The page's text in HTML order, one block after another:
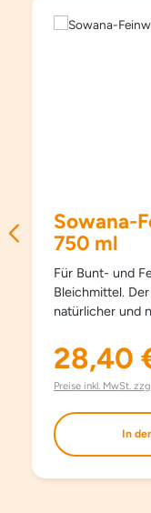
Sowana-
750 ml
Für Bunt- und
Bleichmittel. Der Natur zuliebe auf Basis
natürlicher und
schonend und
Kleidungsstücke
erforderlich,
auch bestens für die Handwäsche
modernsten
Aufheller und ohne Phosphate.
Regulärer
28,40
Preise inkl. MwSt.
In